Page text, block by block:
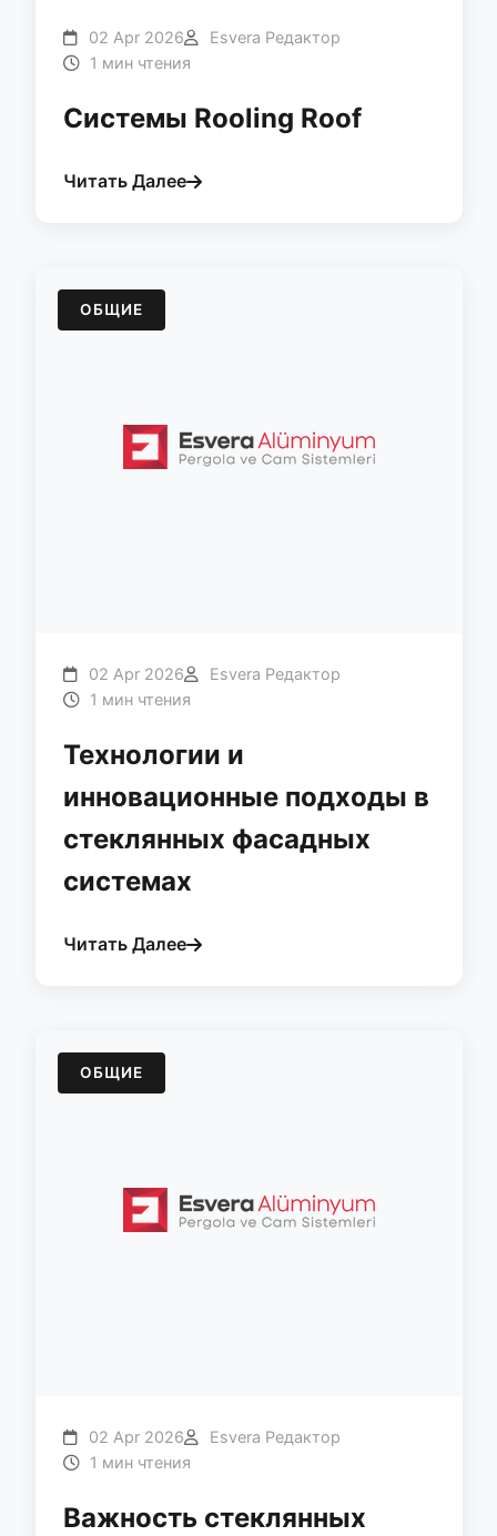
02 Apr 2026
Esvera Редактор
1 мин чтения
Системы Rooling Roof
Читать Далее
ОБЩИЕ
02 Apr 2026
Esvera Редактор
1 мин чтения
Технологии и
инновационные подходы в
стеклянных фасадных
системах
Читать Далее
ОБЩИЕ
02 Apr 2026
Esvera Редактор
1 мин чтения
Важность стеклянных